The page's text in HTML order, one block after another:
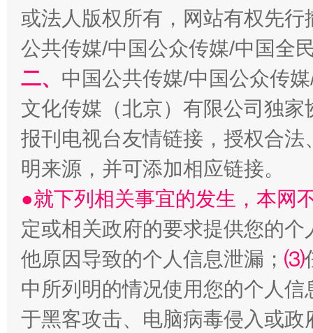
“刷贴”乱象丛生
生
揭批美国五大"原罪" "
或法人版权所有，网站有权先
公共传媒/中国公众传媒/中国全
二、 中国公共传媒/中国公众传
文化传媒（北京）有限公司独
报刊电视台友情链接，授权合
明来源，并可添加相应链接。
●就下列相关事宜的发生，本网
定或相关政府的要求提供您的个
他原因导致的个人信息泄漏； ⑶
中所列明的情况使用您的个人
于黑客攻击、电脑病毒侵入或